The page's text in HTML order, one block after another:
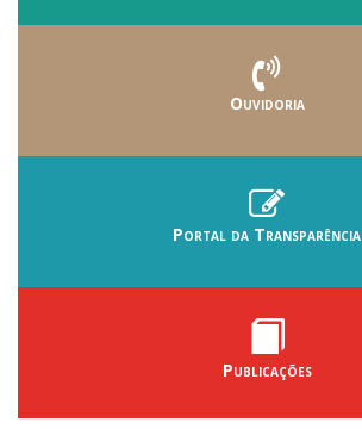
Ouvidoria
Portal da Transparência
Publicações